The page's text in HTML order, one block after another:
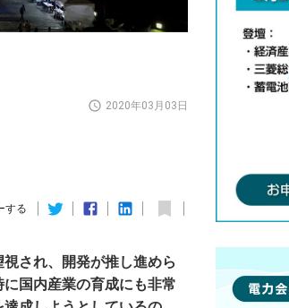
2020年03月03日
する
され、開発が推し進めら
国内産業の育成にも非常